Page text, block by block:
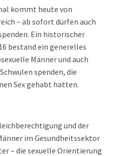
kommt heute von
– ab sofort dürfen auch
Ein historischer
bestand ein generelles
Männer und auch
spenden, die
Sex gehabt hatten.
und der
im Gesundheitssektor
– die sexuelle Orientierung